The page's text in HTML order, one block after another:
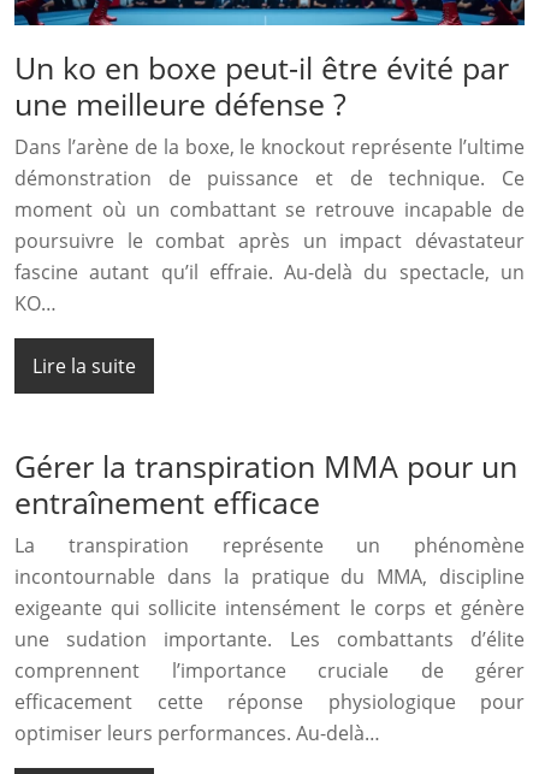
Un ko en boxe peut-il être évité par
une meilleure défense ?
Dans l’arène de la boxe, le knockout représente l’ultime
démonstration de puissance et de technique. Ce
moment où un combattant se retrouve incapable de
poursuivre le combat après un impact dévastateur
fascine autant qu’il effraie. Au-delà du spectacle, un
KO…
Lire la suite
Gérer la transpiration MMA pour un
entraînement efficace
La transpiration représente un phénomène
incontournable dans la pratique du MMA, discipline
exigeante qui sollicite intensément le corps et génère
une sudation importante. Les combattants d’élite
comprennent l’importance cruciale de gérer
efficacement cette réponse physiologique pour
optimiser leurs performances. Au-delà…